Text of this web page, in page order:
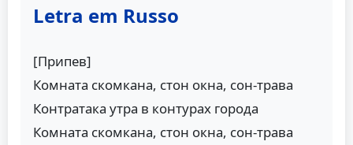
Letra em Russo
[Припев]
Комната скомкана, стон окна, сон-трава
Контратака утра в контурах города
Комната скомкана, стон окна, сон-трава